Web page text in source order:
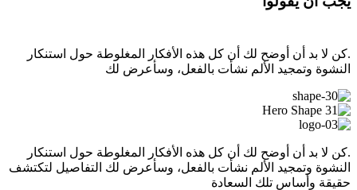
.كن لا بد أن أوضح لك أن كل هذه الأفكار المغلوطة حول استنكار
النشوة وتمجيد الألم نشأت بالفعل، وسأعرض لك
.كن لا بد أن أوضح لك أن كل هذه الأفكار المغلوطة حول استنكار
النشوة وتمجيد الألم نشأت بالفعل، وسأعرض لك التفاصيل لتكتشف
حقيقة وأساس تلك السعادة